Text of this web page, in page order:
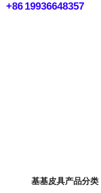
基基皮具产品分类
+86 19936648357